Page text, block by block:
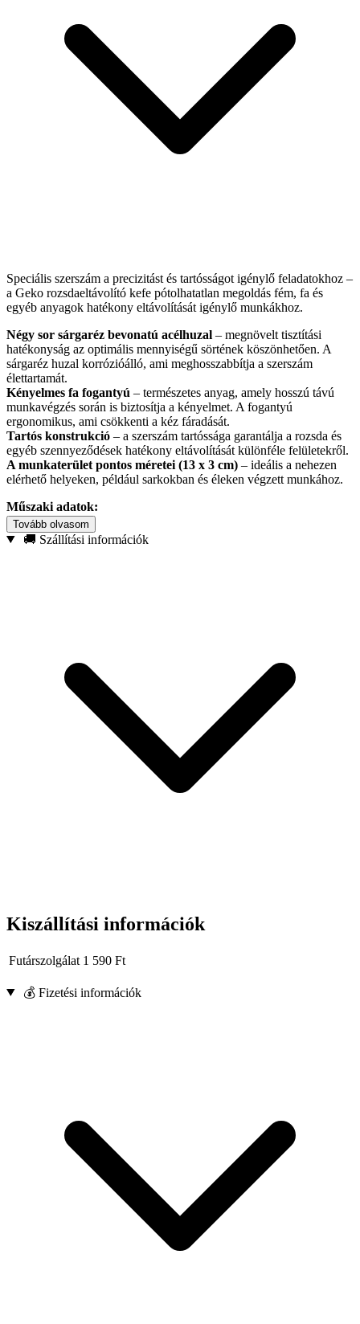
Speciális szerszám a precizitást és tartósságot igénylő feladatokhoz –
a Geko rozsdaeltávolító kefe pótolhatatlan megoldás fém, fa és
egyéb anyagok hatékony eltávolítását igénylő munkákhoz.
Négy sor sárgaréz bevonatú acélhuzal – megnövelt tisztítási
hatékonyság az optimális mennyiségű sörtének köszönhetően. A
sárgaréz huzal korrózióálló, ami meghosszabbítja a szerszám
élettartamát.
Kényelmes fa fogantyú – természetes anyag, amely hosszú távú
munkavégzés során is biztosítja a kényelmet. A fogantyú
ergonomikus, ami csökkenti a kéz fáradását.
Tartós konstrukció – a szerszám tartóssága garantálja a rozsda és
egyéb szennyeződések hatékony eltávolítását különféle felületekről.
A munkaterület pontos méretei (13 x 3 cm) – ideális a nehezen
elérhető helyeken, például sarkokban és éleken végzett munkához.
Műszaki adatok:
Gyártó: Geko
Huzal anyaga: sárgaréz bevonatú acél
Tovább olvasom
🚚 Szállítási információk
Kiszállítási információk
Futárszolgálat 1 590 Ft
💰 Fizetési információk